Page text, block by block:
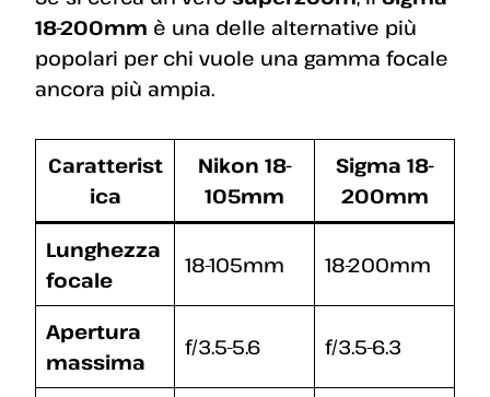
18-200mm è una delle alternative più
popolari per chi vuole una gamma focale
ancora più ampia.
Caratterist
ica
Nikon 18-
105mm
Sigma 18-
200mm
Lunghezza
focale
18-105mm 18-200mm
Apertura
massima
f/3.5-5.6 f/3.5-6.3